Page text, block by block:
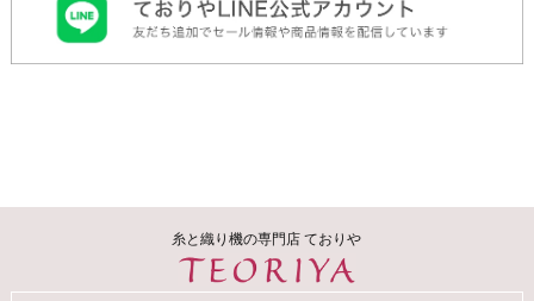
糸と織り機の専門店 ておりや